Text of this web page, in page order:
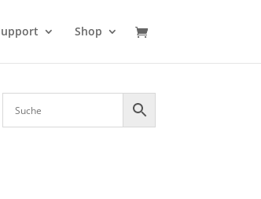
Shop